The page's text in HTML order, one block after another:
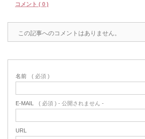
コメント ( 0 )
この記事へのコメントはありません。
名前 ( 必須 )
E-MAIL ( 必須 ) - 公開されません -
URL